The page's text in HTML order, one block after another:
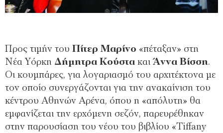
Προς τιμήν του Πίτερ Μαρίνο «πέταξαν» στη
Νέα Υόρκη Δήμητρα Κούστα και Άννα Βίσση.
Οι κουμπάρες, για λογαριασμό του αρχιτέκτονα με
τον οποίο συνεργάζονται για την ανακαίνιση του
κέντρου Αθηνών Αρένα, όπου η «απόλυτη» θα
εμφανίζεται την ερχόμενη σεζόν, παρευρέθηκαν
στην παρουσίαση του νέου του βιβλίου «Tiffany